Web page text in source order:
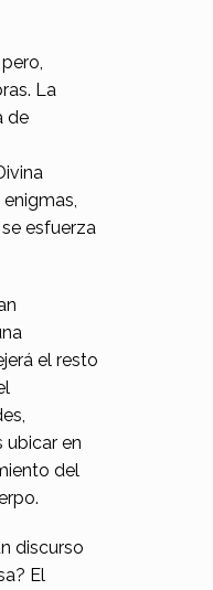
La
de
esfuerza
el resto
ubicar en
del
discurso
El